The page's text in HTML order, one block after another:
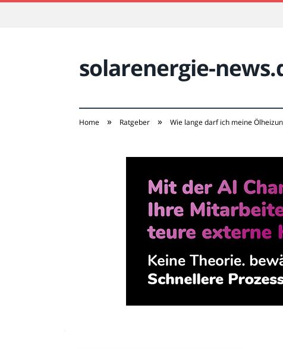
solarenergie-
Home » Ratgeber » Wie lange darf ich meine